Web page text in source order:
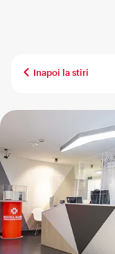
Inapoi la stiri